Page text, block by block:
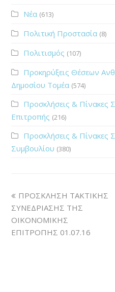
Νέα (613)
Πολιτική Προστασία (8)
Πολιτισμός (107)
Προκηρύξεις Θέσεων
Δημοσίου Τομέα (574)
Προσκλήσεις & Πίνακες
Επιτροπής (216)
Προσκλήσεις & Πίνακες
Συμβουλίου (380)
ΠΡΟΣΚΛΗΣΗ ΤΑΚΤΙΚΗΣ
ΣΥΝΕΔΡΙΑΣΗΣ ΤΗΣ
ΟΙΚΟΝΟΜΙΚΗΣ
ΕΠΙΤΡΟΠΗΣ 01.07.16